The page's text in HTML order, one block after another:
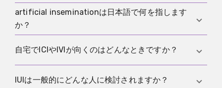
インセミネーションは精子を子宮頸部近くや子宮内
に届けて体内で受精を目指します。IVFは検査室で受
に注入します。
artificial inseminationは日本語で何を指します
か？
多くの場合インセミネーションを指し、性交を介さ
内、子宮頸部近く、子宮内などが含まれます。
自宅でICIやIVIが向くのはどんなときですか？
タイミングを把握できていて、枠組みが明確で、衛
IUIは一般的にどんな人に検討されますか？